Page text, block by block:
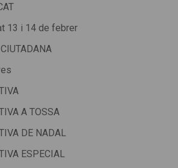
13 i 14 de febrer
A TOSSA
DE NADAL
ESPECIAL